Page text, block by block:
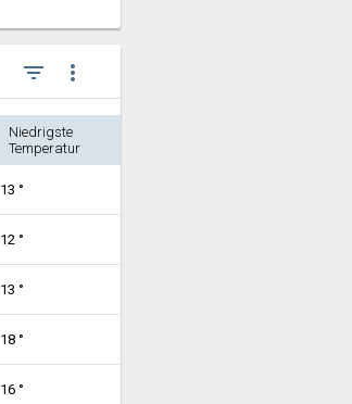
filter_list more_vert
Niedrigste
Temperatur
13 °
12 °
13 °
18 °
16 °